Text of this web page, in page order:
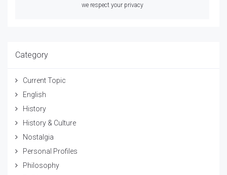
we respect your privacy
Category
Current Topic
English
History
History & Culture
Nostalgia
Personal Profiles
Philosophy